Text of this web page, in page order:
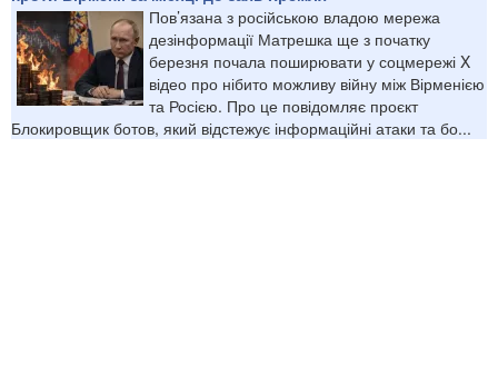
Пов’язана з російською владою мережа
дезінформації Матрешка ще з початку
березня почала поширювати у соцмережі X
відео про нібито можливу війну між Вірменією
та Росією. Про це повідомляє проєкт
Блокировщик ботов, який відстежує інформаційні атаки та бо...